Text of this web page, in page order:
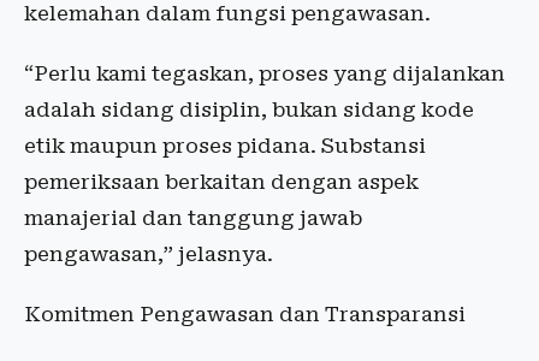
kelemahan dalam fungsi pengawasan.
“Perlu kami tegaskan, proses yang dijalankan
adalah sidang disiplin, bukan sidang kode
etik maupun proses pidana. Substansi
pemeriksaan berkaitan dengan aspek
manajerial dan tanggung jawab
pengawasan,” jelasnya.
Komitmen Pengawasan dan Transparansi